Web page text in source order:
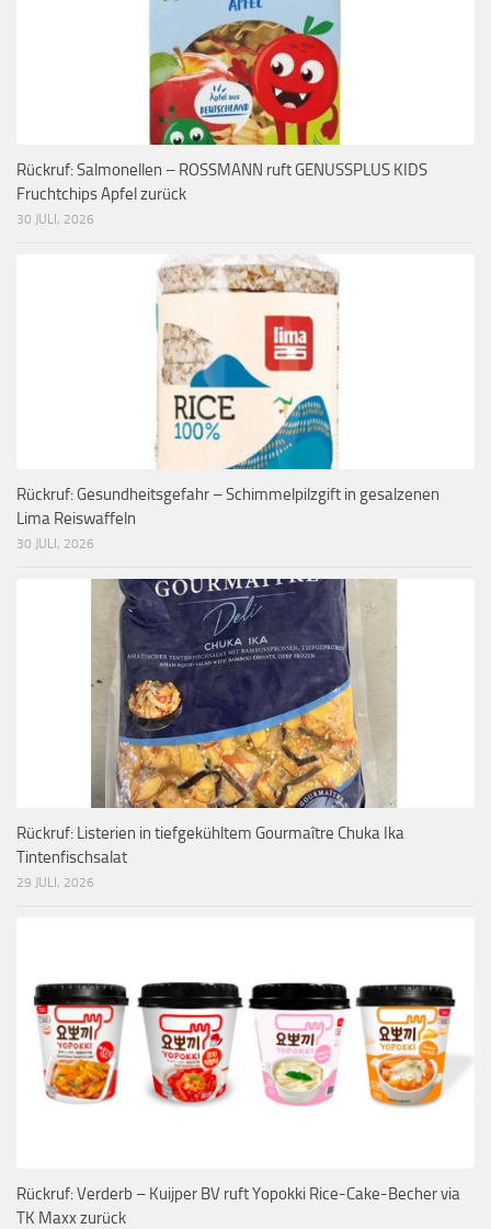
Rückruf: Salmonellen – ROSSMANN ruft GENUSSPLUS KIDS
Fruchtchips Apfel zurück
30 JULI, 2026
Rückruf: Gesundheitsgefahr – Schimmelpilzgift in gesalzenen
Lima Reiswaffeln
30 JULI, 2026
Rückruf: Listerien in tiefgekühltem Gourmaître Chuka Ika
Tintenfischsalat
29 JULI, 2026
Rückruf: Verderb – Kuijper BV ruft Yopokki Rice-Cake-Becher via
TK Maxx zurück